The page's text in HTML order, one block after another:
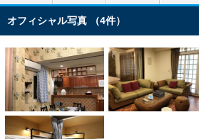
オフィシャル写真 （4件）